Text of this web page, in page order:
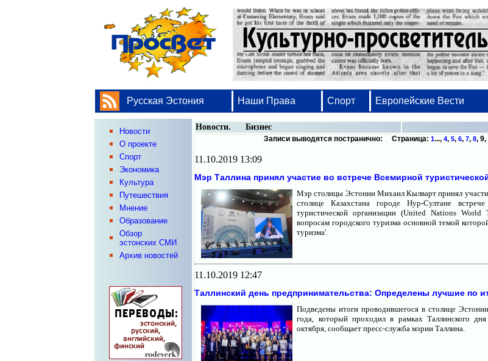
Русская Эстония Наши Права Спорт Европейские Вести
Новости
О проекте
Спорт
Экономика
Культура
Путешествия
Мнение
Образование
Обзор
эстонских СМИ
Архив новостей
Новости. Бизнес
Записи выводятся постранично: Страница: 1..., 4, 5, 6, 7, 8, 9,
11.10.2019 13:09
Мэр Таллина принял участие во встрече Всемирной
Мэр столицы Эстонии Михаил Кылварт принял
столице Казахстана городе Нур-Султане
туристической организации (United Nations
вопросам городского туризма основной темой
туризма'.
11.10.2019 12:47
Таллинский день предпринимательства: Определены лучшие по
Подведены итоги проводившегося в столице
года, который проходил в рамках Таллинского
октября, сообщает пресс-служба мэрии Таллина.
Набор, вёрстка, оформление -